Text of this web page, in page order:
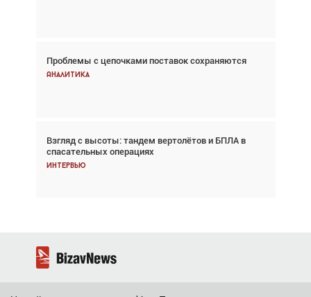
Проблемы с цепочками поставок сохраняются
Аналитика
Взгляд с высоты: тандем вертолётов и БПЛА в
спасательных операциях
Интервью
Впервые с 2024 года глобальный трафик
снижается три недели подряд
Частный самолёт – это актив. Подходите к
покупке соответствующим образом
Интервью